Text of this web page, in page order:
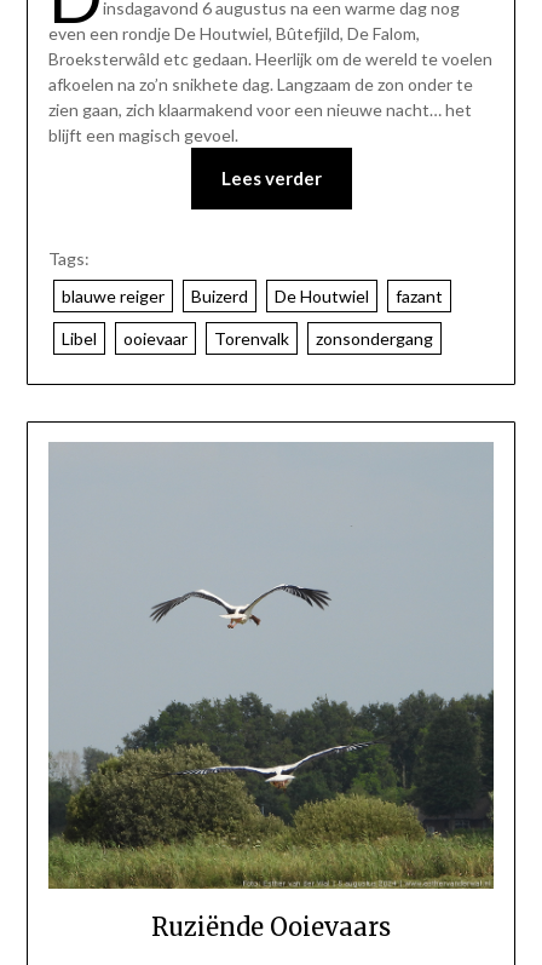
insdagavond 6 augustus na een warme dag nog
even een rondje De Houtwiel, Bûtefjild, De Falom,
Broeksterwâld etc gedaan. Heerlijk om de wereld te voelen
afkoelen na zo’n snikhete dag. Langzaam de zon onder te
zien gaan, zich klaarmakend voor een nieuwe nacht… het
blijft een magisch gevoel.
Lees verder
Tags:
blauwe reiger
Buizerd De Houtwiel fazant
Libel ooievaar Torenvalk zonsondergang
Ruziënde Ooievaars